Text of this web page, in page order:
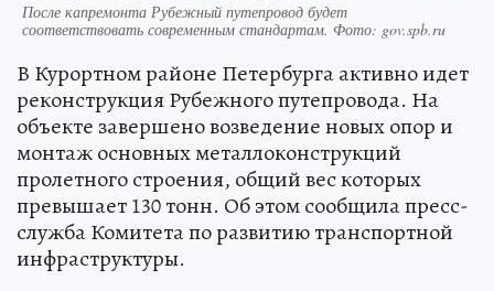
После капремонта Рубежный путепровод будет
соответствовать современным стандартам. Фото: gov.spb.ru
В Курортном районе Петербурга активно идет
реконструкция Рубежного путепровода. На
объекте завершено возведение новых опор и
монтаж основных металлоконструкций
пролетного строения, общий вес которых
превышает 130 тонн. Об этом сообщила пресс-
служба Комитета по развитию транспортной
инфраструктуры.